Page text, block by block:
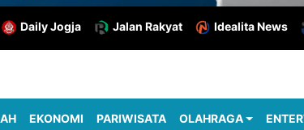
Daily Jogja Jalan Rakyat Idealita News
EKONOMI PARIWISATA OLAHRAGA